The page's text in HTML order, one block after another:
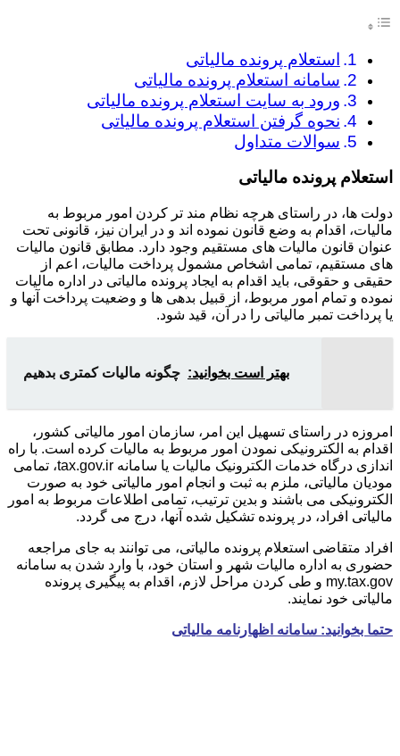
استعلام پرونده مالیاتی
سامانه استعلام پرونده مالیاتی
ورود به سایت استعلام پرونده مالیاتی
نحوه گرفتن استعلام پرونده مالیاتی
سوالات متداول
استعلام پرونده مالیاتی
دولت ها، در راستای هرچه نظام مند تر کردن امور مربوط به
مالیات، اقدام به وضع قانون نموده اند و در ایران نیز، قانونی تحت
عنوان قانون مالیات های مستقیم وجود دارد. مطابق قانون مالیات
های مستقیم، تمامی اشخاص مشمول پرداخت مالیات، اعم از
حقیقی و حقوقی، باید اقدام به ایجاد پرونده مالیاتی در اداره مالیات
نموده و تمام امور مربوط، از قبیل بدهی ها و وضعیت پرداخت آنها و
یا پرداخت تمبر مالیاتی را در آن، قید شود.
بهتر است بخوانید: چگونه مالیات کمتری بدهیم
امروزه در راستای تسهیل این امر، سازمان امور مالیاتی کشور،
اقدام به الکترونیکی نمودن امور مربوط به مالیات کرده است. با راه
اندازی درگاه خدمات الکترونیک مالیات یا سامانه tax.gov.ir، تمامی
مودیان مالیاتی، ملزم به ثبت و انجام امور مالیاتی خود به صورت
الکترونیکی می باشند و بدین ترتیب، تمامی اطلاعات مربوط به امور
مالیاتی افراد، در پرونده تشکیل شده آنها، درج می گردد.
افراد متقاضی استعلام پرونده مالیاتی، می توانند به جای مراجعه
حضوری به اداره مالیات شهر و استان خود، با وارد شدن به سامانه
my.tax.gov و طی کردن مراحل لازم، اقدام به پیگیری پرونده
مالیاتی خود نمایند.
حتما بخوانید: سامانه اظهارنامه مالیاتی